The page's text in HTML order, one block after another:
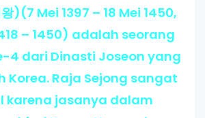
)(7 Mei 1397 – 18 Mei 1450,
– 1450) adalah seorang
4 dari Dinasti Joseon yang
Korea. Raja Sejong sangat
karena jasanya dalam